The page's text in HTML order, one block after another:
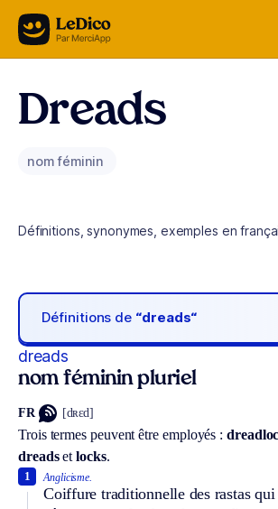
Aller au contenu
Dreads
nom féminin
Définitions, synonymes, exemples en
Définitions de “dreads“
dreads
nom féminin pluriel
FR [dʀɛd]
Trois termes peuvent être employés :
dreadsetlocks.
Anglicisme.
Coiffure traditionnelle des rastas qui
1